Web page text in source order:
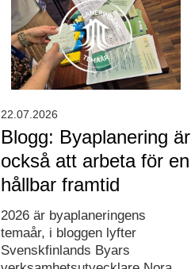
Blogg: Byaplanering är
också att arbeta för en
hållbar framtid
2026 är byaplaneringens
temaår, i bloggen lyfter
Svenskfinlands Byars
22.07.2026